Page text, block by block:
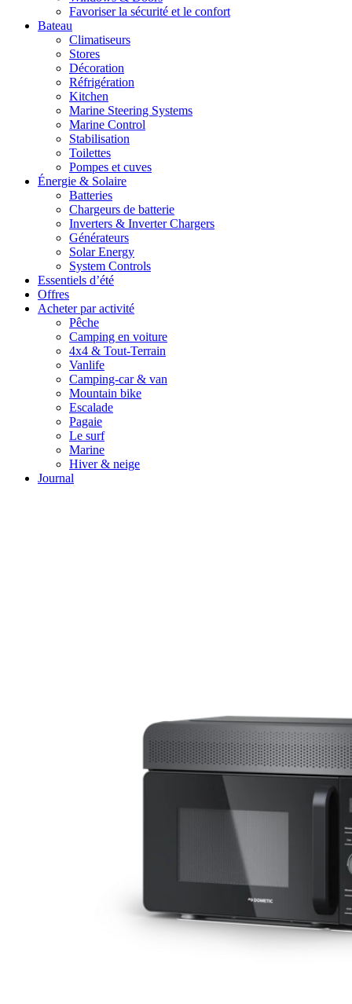
Favoriser la sécurité et le confort
Bateau
Climatiseurs
Stores
Décoration
Réfrigération
Kitchen
Marine Steering Systems
Marine Control
Stabilisation
Toilettes
Pompes et cuves
Énergie & Solaire
Batteries
Chargeurs de batterie
Inverters & Inverter Chargers
Générateurs
Solar Energy
System Controls
Essentiels d’été
Offres
Acheter par activité
Pêche
Camping en voiture
4x4 & Tout-Terrain
Vanlife
Camping-car & van
Mountain bike
Escalade
Pagaie
Le surf
Marine
Hiver & neige
Journal